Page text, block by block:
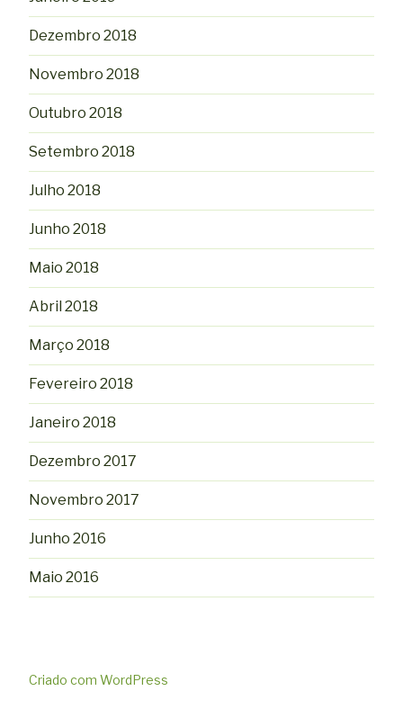
Dezembro 2018
Novembro 2018
Outubro 2018
Setembro 2018
Julho 2018
Junho 2018
Maio 2018
Abril 2018
Março 2018
Fevereiro 2018
Janeiro 2018
Dezembro 2017
Novembro 2017
Junho 2016
Maio 2016
Criado com WordPress